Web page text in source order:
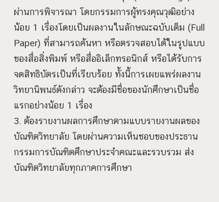
ผ่านการพิจารณา โดยกรรมการผู้ทรงคุณวุฒิอย่าง
น้อย 1 เรื่องโดยเป็นผลงานในลักษณะฉบับเต็ม (Full
Paper) ที่สามารถค้นหา หรือตรวจสอบได้ในรูปแบบ
ของสื่อสิ่งพิมพ์ หรือสื่ออิเล็กทรอนิกส์ หรือได้รับการ
จดสิทธิบัตรเป็นที่เรียบร้อย ทั้งนี้การเผยแพร่ผลงาน
วิทยานิพนธ์ดังกล่าว จะต้องมีชื่อของนักศึกษาเป็นชื่อ
แรกอย่างน้อย 1 เรื่อง
3. ต้องรายงานผลการศึกษาตามแบบรายงานผลของ
บัณฑิตวิทยาลัย โดยผ่านความเห็นชอบของประธาน
กรรมการบัณฑิตศึกษาประจำคณะและรวบรวม ส่ง
บัณฑิตวิทยาลัยทุกภาคการศึกษา